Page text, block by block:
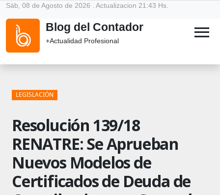
Sáb, 08 de Agosto de 2026 . Actualizacion 21:43 Hs.
Blog del Contador
+Actualidad Profesional menu
LEGISLACIÓN
Resolución 139/18
RENATRE: Se Aprueban
Nuevos Modelos de
Certificados de Deuda de